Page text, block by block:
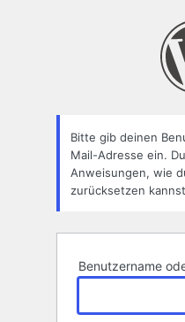
Bitte gib deinen
Mail-Adresse ein.
Anweisungen, wie
zurücksetzen
Benutzername